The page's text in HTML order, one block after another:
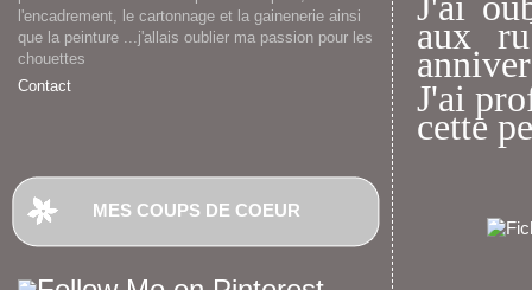
l'encadrement, le cartonnage et la gainenerie ainsi
que la peinture ...j'allais oublier ma passion pour les
chouettes
Contact
MES COUPS DE COEUR
aux
J'ai
cette